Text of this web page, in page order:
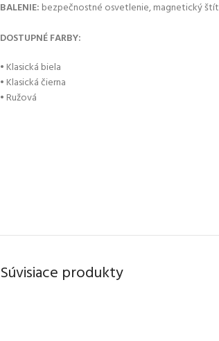
BALENIE: bezpečnostné osvetlenie, magnetický štít
DOSTUPNÉ FARBY:
• Klasická biela
• Klasická čierna
• Ružová
Súvisiace produkty